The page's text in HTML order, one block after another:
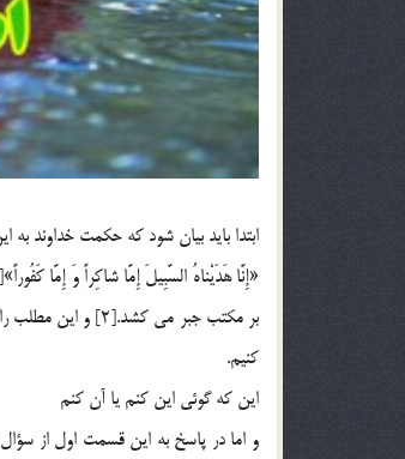
ابتدا بايد بيان شود كه حكمت خداوند به
بر مكتب جبر مي
كنيم.
اين كه گوئي اين كنم يا آن كنم
و اما در پاسخ به اين قسمت اول از